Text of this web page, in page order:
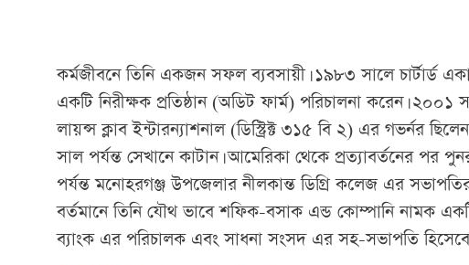
কর্মজীবনে তিনি একজন সফল ব্যবসায়ী। ১৯৮৩ সালে চার্টার্ড
একটি নিরীক্ষক প্রতিষ্ঠান (অডিট ফার্ম) পরিচালনা করেন।
লায়ন্স ক্লাব ইন্টারন্যাশনাল (ডিস্ট্রিক্ট ৩১৫ বি ২) এর গভর্নর
সাল পর্যন্ত সেখানে কাটান। আমেরিকা থেকে প্রত্যাবর্তনের
পর্যন্ত মনোহরগঞ্জ উপজেলার নীলকান্ত ডিগ্রি কলেজ এর
বর্তমানে তিনি যৌথ ভাবে শফিক-বসাক এন্ড কোম্পানি নামক
ব্যাংক এর পরিচালক এবং সাধনা সংসদ এর সহ-সভাপতি হিসেবে